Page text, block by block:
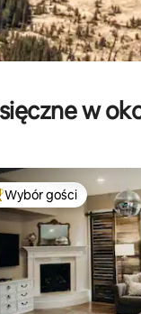
w
z
Wybór gości